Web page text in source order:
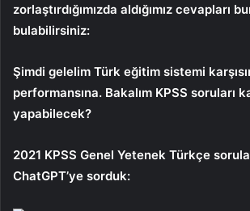
zorlaştırdığımızda aldığımız cevapları
bulabilirsiniz:
Şimdi gelelim Türk eğitim sistemi
performansına. Bakalım KPSS soruları
yapabilecek?
2021 KPSS Genel Yetenek Türkçe
ChatGPT’ye sorduk: